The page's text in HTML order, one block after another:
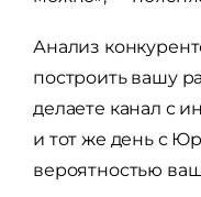
Анализ
построить вашу
делаете канал с
и тот же день с
вероятностью